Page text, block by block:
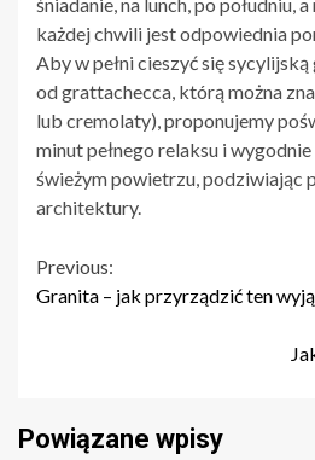
każdej chwili jest odpowiednia
Aby w pełni cieszyć się
od grattachecca, którą można
lub cremolaty), proponujemy
minut pełnego relaksu i
świeżym powietrzu, podziwiając
architektury.
Continue
Reading
Previous:
Granita – jak przyrządzić ten
Powiązane wpisy